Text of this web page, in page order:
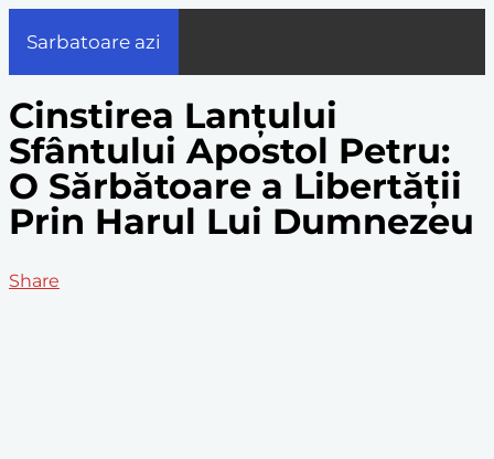
Sarbatoare azi
Cinstirea Lanțului
Sfântului Apostol Petru:
O Sărbătoare a Libertății
Prin Harul Lui Dumnezeu
Share